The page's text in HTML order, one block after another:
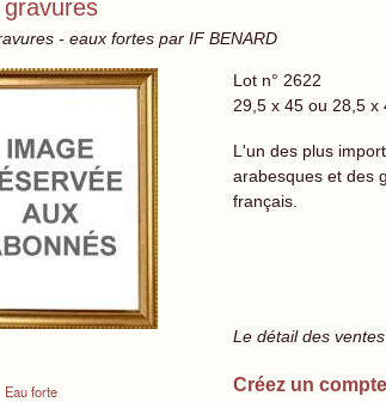
gravures
- eaux fortes par IF BENARD
Eau forte
Lot n° 2622
29,5 x 45 ou 28,5 x
L'un des plus
arabesques et des
français.
Le détail des
Créez un